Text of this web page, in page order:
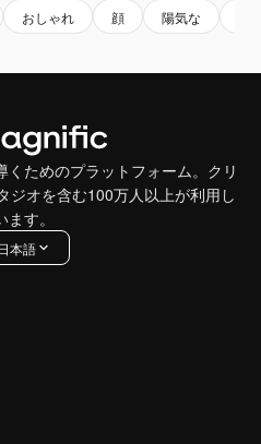
おしゃれ 顔 陽気な
ためのプラットフォーム。クリ
ジオを含む100万人以上が利用し
ます。
日本語